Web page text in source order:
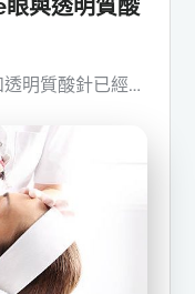
與透明質酸
明質酸針已經…